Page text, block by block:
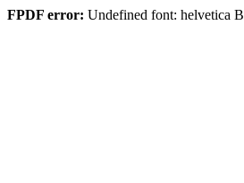
FPDF error: Undefined font: helvetica B